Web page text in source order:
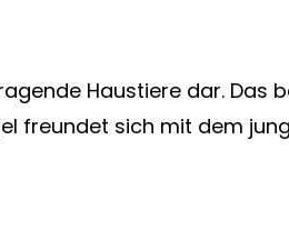
Haustiere dar. Das
freundet sich mit dem